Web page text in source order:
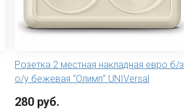
Розетка 2 местная накладная евро б/з
о/у бежевая "Олимп" UNIVersal
280 руб.